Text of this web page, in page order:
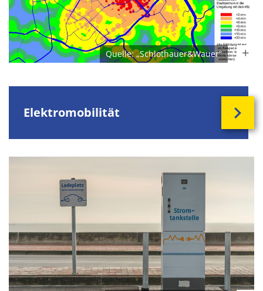
Quelle: „Schlothauer&Wauer“
Elektromobilität